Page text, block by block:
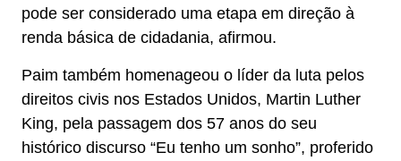
pode ser considerado uma etapa em direção à
renda básica de cidadania, afirmou.
Paim também homenageou o líder da luta pelos
direitos civis nos Estados Unidos, Martin Luther
King, pela passagem dos 57 anos do seu
histórico discurso “Eu tenho um sonho”, proferido